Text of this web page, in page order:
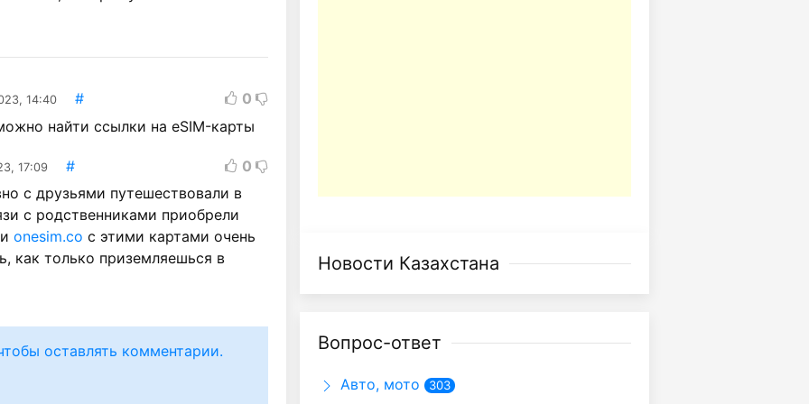
14:40 #
0
найти ссылки на eSIM-карты
17:09 #
0
с друзьями путешествовали в
с родственниками приобрели
onesim.co с этими картами очень
как только приземляешься в
оставлять комментарии.
Новости Казахстана
Вопрос-ответ
Авто, мото 303